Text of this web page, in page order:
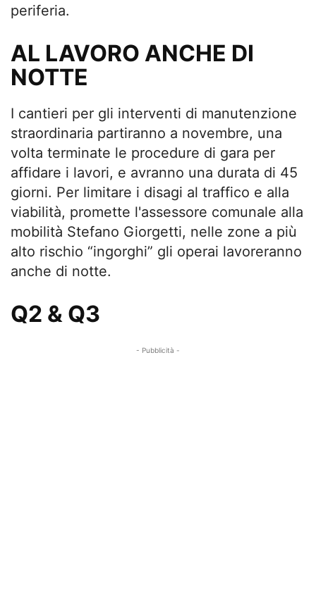
periferia.
AL LAVORO ANCHE DI
NOTTE
I cantieri per gli interventi di manutenzione
straordinaria partiranno a novembre, una
volta terminate le procedure di gara per
affidare i lavori, e avranno una durata di 45
giorni. Per limitare i disagi al traffico e alla
viabilità, promette l'assessore comunale alla
mobilità Stefano Giorgetti, nelle zone a più
alto rischio “ingorghi” gli operai lavoreranno
anche di notte.
Q2 & Q3
- Pubblicità -